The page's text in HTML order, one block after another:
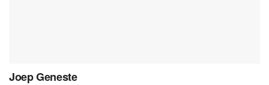
Joep Geneste